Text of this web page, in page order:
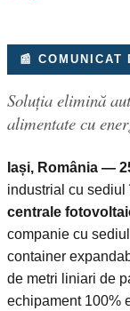
📰 COMUNICAT
Soluția elimină
alimentate cu
Iași, România —
industrial cu sediul
centrale
companie cu
container
de metri liniari de
echipament 100%